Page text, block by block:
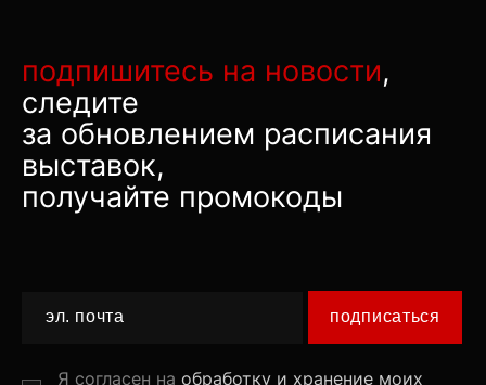
подпишитесь на новости,
следите
за обновлением расписания
выставок,
получайте промокоды
подписаться
Я согласен на обработку и хранение моих